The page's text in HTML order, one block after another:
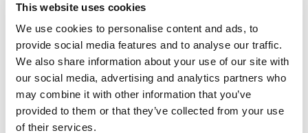
This website uses cookies
We use cookies to personalise content and ads, to
provide social media features and to analyse our traffic.
We also share information about your use of our site with
our social media, advertising and analytics partners who
may combine it with other information that you’ve
provided to them or that they’ve collected from your use
of their services.
tempo, a causa di un conservatorismo innato (se
funziona, non toccarlo).
E infine, ci sono altre due direzioni interessanti sul
grafico. C’è la tecnologia antidrone, il nuovo e
molto promettente business di tenere a bada i